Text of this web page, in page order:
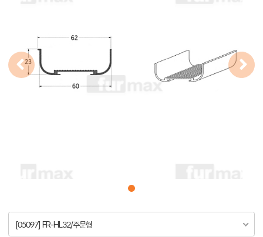
[05097] FR-HL32/주문형